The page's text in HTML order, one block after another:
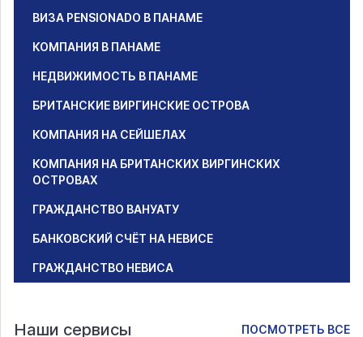
ВИЗА PENSIONADO В ПАНАМЕ
КОМПАНИЯ В ПАНАМЕ
НЕДВИЖИМОСТЬ В ПАНАМЕ
БРИТАНСКИЕ ВИРГИНСКИЕ ОСТРОВА
КОМПАНИЯ НА СЕЙШЕЛАХ
КОМПАНИЯ НА БРИТАНСКИХ ВИРГИНСКИХ
ОСТРОВАХ
ГРАЖДАНСТВО ВАНУАТУ
БАНКОВСКИЙ СЧЁТ НА НЕВИСЕ
ГРАЖДАНСТВО НЕВИСА
Наши сервисы ПОСМОТРЕТЬ ВСЕ